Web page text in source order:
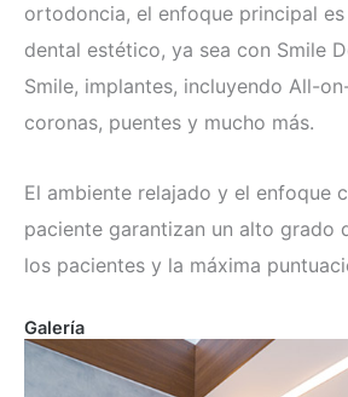
ortodoncia, el enfoque principal
dental estético, ya sea con Smile
Smile, implantes, incluyendo All-
coronas, puentes y mucho más.
El ambiente relajado y el enfoque
paciente garantizan un alto grado
los pacientes y la máxima
Galería